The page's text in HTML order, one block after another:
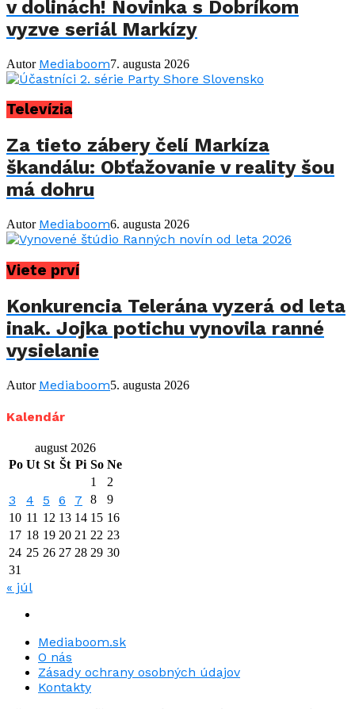
v dolinách! Novinka s Dobríkom
vyzve seriál Markízy
Autor Mediaboom7. augusta 2026
Televízia
Za tieto zábery čelí Markíza
škandálu: Obťažovanie v reality šou
má dohru
Autor Mediaboom6. augusta 2026
Viete prví
Konkurencia Telerána vyzerá od leta
inak. Jojka potichu vynovila ranné
vysielanie
Autor Mediaboom5. augusta 2026
Kalendár
august 2026
Po Ut St Št Pi So Ne
1
2
3 4 5 6 7 8
9
10 11 12 13 14 15 16
17 18 19 20 21 22 23
24 25 26 27 28 29 30
31
« júl
Mediaboom.sk
O nás
Zásady ochrany osobných údajov
Kontakty